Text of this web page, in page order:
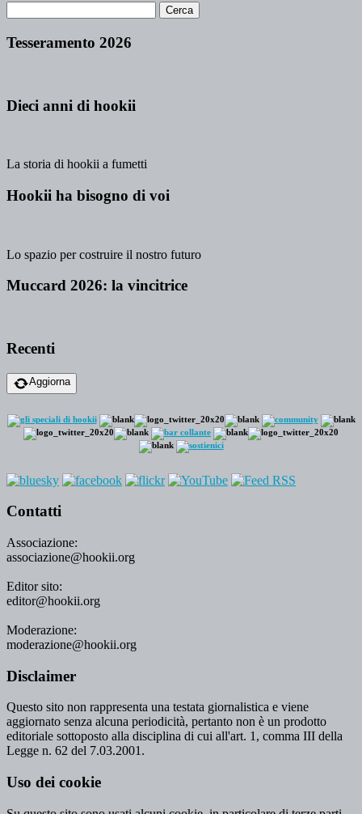
Tesseramento 2026
Dieci anni di hookii
La storia di hookii a fumetti
Hookii ha bisogno di voi
Lo spazio per costruire il nostro futuro
Muccard 2026: la vincitrice
Recenti
Aggiorna
Contatti
Associazione:
associazione@hookii.org
Editor sito:
editor@hookii.org
Moderazione:
moderazione@hookii.org
Disclaimer
Questo sito non rappresenta una testata giornalistica e viene
aggiornato senza alcuna periodicità, pertanto non è un prodotto
editoriale sottoposto alla disciplina di cui all'art. 1, comma III della
Legge n. 62 del 7.03.2001.
Uso dei cookie